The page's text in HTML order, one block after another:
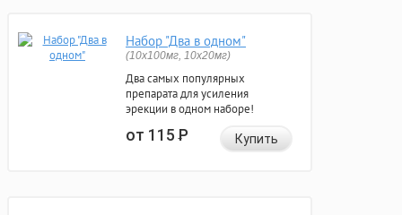
Набор "Два в одном"
(10x100мг, 10x20мг)
Два самых популярных
препарата для усиления
эрекции в одном наборе!
от 115Р Купить